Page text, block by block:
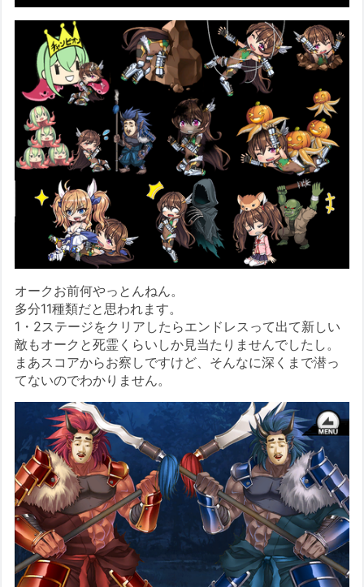
オークお前何やっとんねん。
多分11種類だと思われます。
1・2ステージをクリアしたらエンドレスって出て新しい
敵もオークと死霊くらいしか見当たりませんでしたし。
まあスコアからお察しですけど、そんなに深くまで潜っ
てないのでわかりません。